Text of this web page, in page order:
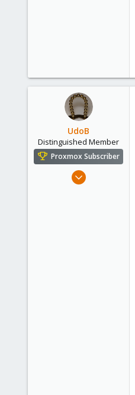
UdoB
Distinguished Member
Proxmox Subscriber
Nov 1, 2016